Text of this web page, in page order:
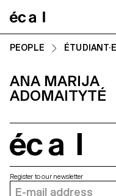
PEOPLE ÉTUDIANT·E
ANA MARIJA
ADOMAITYTÉ
Register to our newsletter